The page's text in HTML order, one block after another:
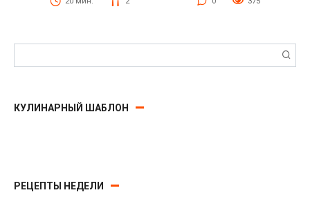
КУЛИНАРНЫЙ ШАБЛОН
РЕЦЕПТЫ НЕДЕЛИ